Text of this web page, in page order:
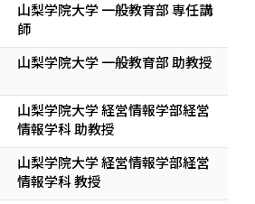
山梨学院大学 一般教育部 専任講
師
山梨学院大学 一般教育部 助教授
山梨学院大学 経営情報学部経営
情報学科 助教授
山梨学院大学 経営情報学部経営
情報学科 教授